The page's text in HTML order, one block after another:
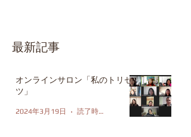
最新記事
オンラインサロン「私のトリセ
ツ」
2024年3月19日 読了時間: 1分